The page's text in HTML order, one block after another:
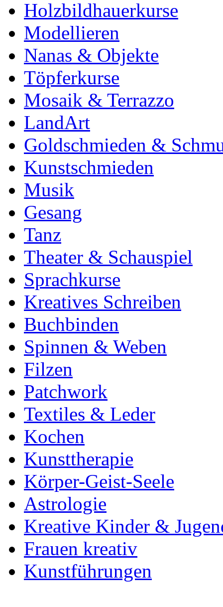
Holzbildhauerkurse
Modellieren
Nanas & Objekte
Töpferkurse
Mosaik & Terrazzo
LandArt
Goldschmieden &
Kunstschmieden
Musik
Gesang
Tanz
Theater & Schauspiel
Sprachkurse
Kreatives Schreiben
Buchbinden
Spinnen & Weben
Filzen
Patchwork
Textiles & Leder
Kochen
Kunsttherapie
Körper-Geist-Seele
Astrologie
Kreative Kinder &
Frauen kreativ
Kunstführungen